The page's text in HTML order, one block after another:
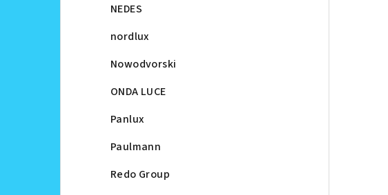
NEDES
nordlux
Nowodvorski
ONDA LUCE
Panlux
Paulmann
Redo Group